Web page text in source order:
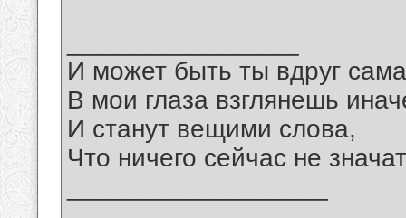
И может быть ты вдруг сама
В мои глаза взглянешь
И станут вещими слова,
Что ничего сейчас не